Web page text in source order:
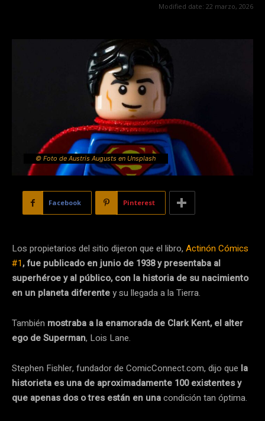
Modified date: 22 marzo, 2026
© Foto de Austris Augusts en Unsplash
Facebook Pinterest
Los propietarios del sitio dijeron que el libro, Actinón Cómics
#1, fue publicado en junio de 1938 y presentaba al
superhéroe y al público, con la historia de su nacimiento
en un planeta diferentey su llegada a la Tierra.
También mostraba a la enamorada de Clark Kent, el alter
ego de Superman, Lois Lane.
Stephen Fishler, fundador de ComicConnect.com, dijo que la
historieta es una de aproximadamente 100 existentes y
que apenas dos o tres están en unacondición tan óptima.